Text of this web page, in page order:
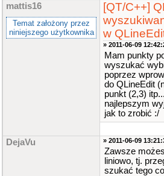
mattis16
Temat założony przez
niniejszego użytkownika
[QT/C++]
w
» 2011-06-09
Mam punkty
wyszukać
poprzez
do QLineEdit
punkt (2,3)
najlepszym
jak to zrobić :/
DejaVu » 2011-06-09
Zawsze
liniowo, tj.
szukać tego